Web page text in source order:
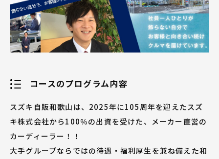
嬉しいと感じる」という方なら、きっとご活躍いただけ
ます!!!
当社の大きな特徴を2つご紹介いたします！
和歌山県のスズキ総代理店として県下9店舗を展開。
（2023年度実績）。
営業スキル・車の知識等を学べる充実した研修制度
が自慢です。
年間休日は、自動車ディーラーでは多めの110日!!
コースのプログラム内容
スズキ自販和歌山は、2025年に105周年を迎えたスズ
キ株式会社から100％の出資を受けた、メーカー直営の
カーディーラー！！
大手グループならではの待遇・福利厚生を兼ね備えた和